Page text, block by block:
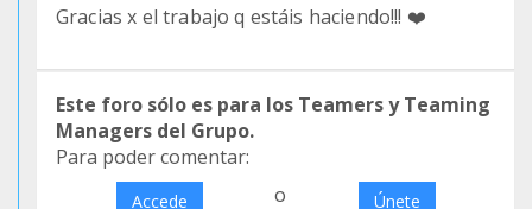
Gracias x el trabajo q estáis haciendo!!! ❤️
Este foro sólo es para los Teamers y Teaming
Managers del Grupo.
Para poder comentar:
Accede o Únete